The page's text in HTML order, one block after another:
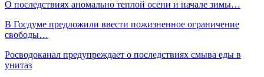
О последствиях аномально теплой осени и начале зимы…
В Госдуме предложили ввести пожизненное ограничение
свободы…
Росводоканал предупреждает о последствиях смыва еды в
унитаз